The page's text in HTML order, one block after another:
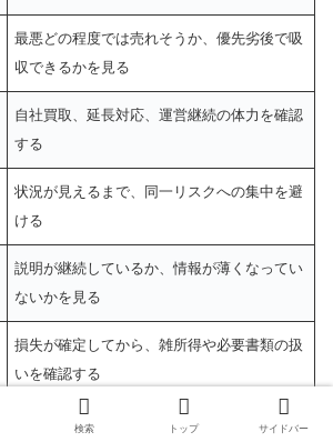
最悪どの程度では売れそうか、優先劣後で吸
収できるかを見る
自社買取、延長対応、運営継続の体力を確認
する
状況が見えるまで、同一リスクへの集中を避
ける
説明が継続しているか、情報が薄くなってい
ないかを見る
損失が確定してから、雑所得や必要書類の扱
いを確認する
検索 トップ サイドバー